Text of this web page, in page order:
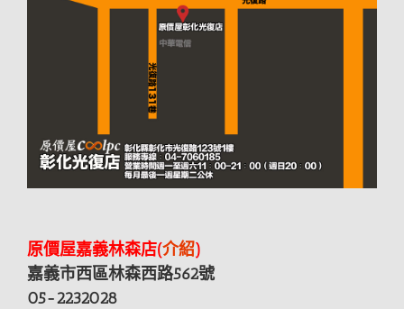
原價屋嘉義林森店(介紹)
嘉義市西區林森西路562號
05-2232028